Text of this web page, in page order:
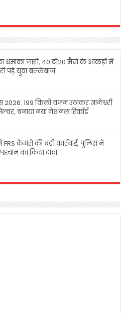
धमाका जारी, 40 टी20 मैचों के आंकड़ों में
पड़े युवा बल्लेबाज
199 किलो वजन उठाकर ज्ञानेश्वरी
बनाया नया नेशनल रिकॉर्ड
FRS कैमरों की बड़ी कार्रवाई, पुलिस ने
का किया दावा